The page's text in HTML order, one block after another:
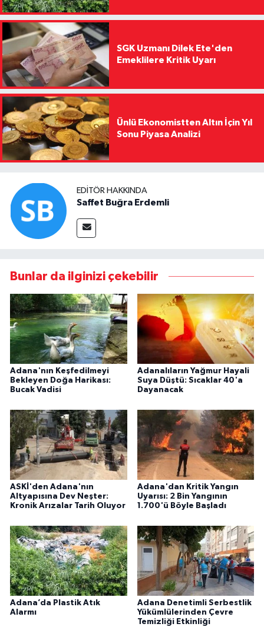
SGK Uzmanı Dilek Ete'den
Emeklilere Kritik Uyarı
Ünlü Ekonomistten Altın İçin Yıl
Sonu Piyasa Analizi
EDITÖR HAKKINDA
Saffet Buğra Erdemli
Bunlar da ilginizi çekebilir
Adana'nın Keşfedilmeyi
Bekleyen Doğa Harikası:
Bucak Vadisi
Adanalıların Yağmur Hayali
Suya Düştü: Sıcaklar 40'a
Dayanacak
ASKİ'den Adana'nın
Altyapısına Dev Neşter:
Kronik Arızalar Tarih Oluyor
Adana'dan Kritik Yangın
Uyarısı: 2 Bin Yangının
1.700'ü Böyle Başladı
Adana’da Plastik Atık
Alarmı
Adana Denetimli Serbestlik
Yükümlülerinden Çevre
Temizliği Etkinliği